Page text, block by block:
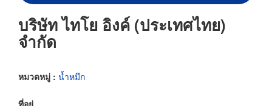
บริษัท ไทโย อิงค์ (ประเทศไทย)
จำกัด
หมวดหมู่ : น้ำหมึก
ที่อยู่